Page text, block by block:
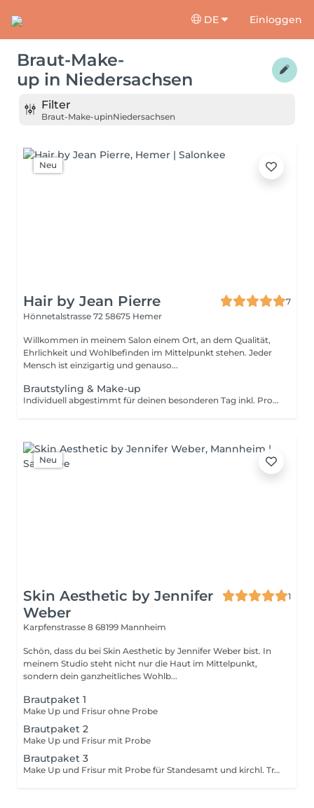
DE Einloggen
Braut-Make-
up in Niedersachsen
Filter
Braut-Make-upinNiedersachsen
Neu
Hair by Jean Pierre
7
Hönnetalstrasse 72 58675 Hemer
Willkommen in meinem Salon einem Ort, an dem Qualität,
Ehrlichkeit und Wohlbefinden im Mittelpunkt stehen. Jeder
Mensch ist einzigartig und genauso...
Brautstyling & Make-up
Individuell abgestimmt für deinen besonderen Tag inkl. Probetermin möglich. (auf Anfrage)
Neu
Skin Aesthetic by Jennifer
Weber
1
Karpfenstrasse 8 68199 Mannheim
Schön, dass du bei Skin Aesthetic by Jennifer Weber bist. In
meinem Studio steht nicht nur die Haut im Mittelpunkt,
sondern dein ganzheitliches Wohlb...
Brautpaket 1
Make Up und Frisur ohne Probe
Brautpaket 2
Make Up und Frisur mit Probe
Brautpaket 3
Make Up und Frisur mit Probe für Standesamt und kirchl. Trauung